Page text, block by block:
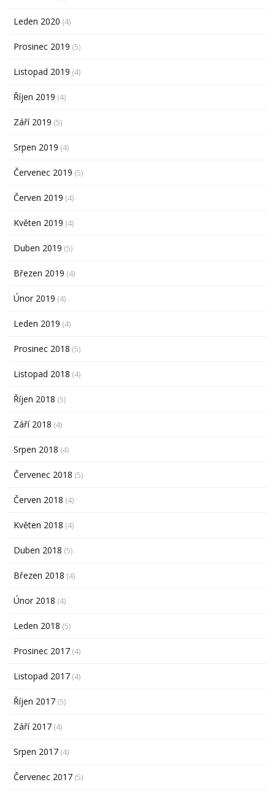
Leden 2020 (4)
Prosinec 2019 (5)
Listopad 2019 (4)
Říjen 2019 (4)
Září 2019 (5)
Srpen 2019 (4)
Červenec 2019 (5)
Červen 2019 (4)
Květen 2019 (4)
Duben 2019 (5)
Březen 2019 (4)
Únor 2019 (4)
Leden 2019 (4)
Prosinec 2018 (5)
Listopad 2018 (4)
Říjen 2018 (5)
Září 2018 (4)
Srpen 2018 (4)
Červenec 2018 (5)
Červen 2018 (4)
Květen 2018 (4)
Duben 2018 (5)
Březen 2018 (4)
Únor 2018 (4)
Leden 2018 (5)
Prosinec 2017 (4)
Listopad 2017 (4)
Říjen 2017 (5)
Září 2017 (4)
Srpen 2017 (4)
Červenec 2017 (5)